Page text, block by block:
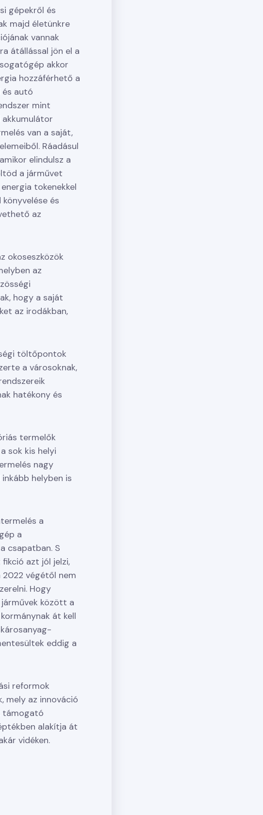
gépekről és
majd életünkre
vannak
átállással jön el a
akkor
hozzáférhető a
és autó
mint
van a saját,
Ráadásul
elindulsz a
a járművet
tokenekkel
és
az
okoseszközök
az
hogy a saját
az irodákban,
töltőpontok
a városoknak,
hatékony és
termelők
sok kis helyi
nagy
helyben is
a
a
csapatban. S
azt jól jelzi,
2022 végétől nem
Hogy
között a
át kell
eddig a
reformok
mely az innováció
támogató
alakítja át
vidéken.